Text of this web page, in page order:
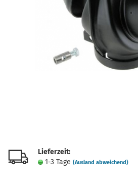
Lieferzeit:
1-3 Tage (Ausland abweichend)